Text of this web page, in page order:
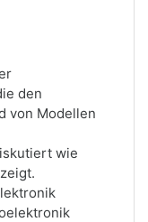
den
von Modellen
wie